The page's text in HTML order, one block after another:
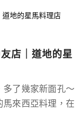
店｜道地的星
了幾家新面孔～
馬來西亞料理，在